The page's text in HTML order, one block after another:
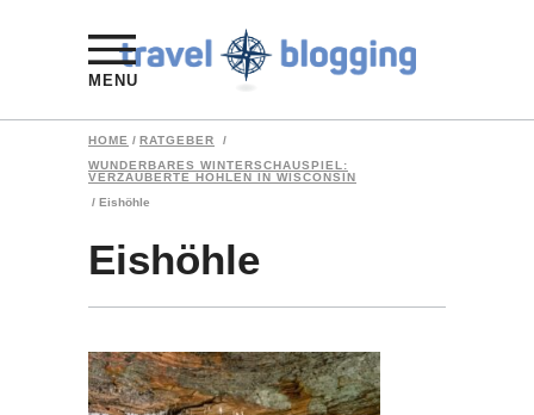
MENU
HOME / RATGEBER
/
WUNDERBARES WINTERSCHAUSPIEL:
VERZAUBERTE HÖHLEN IN WISCONSIN
/ Eishöhle
Eishöhle